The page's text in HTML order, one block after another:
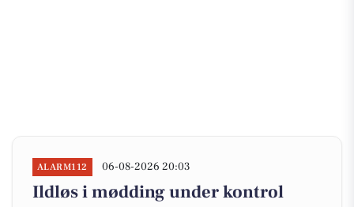
ALARM112 06-08-2026 20:03
Ildløs i mødding under kontrol